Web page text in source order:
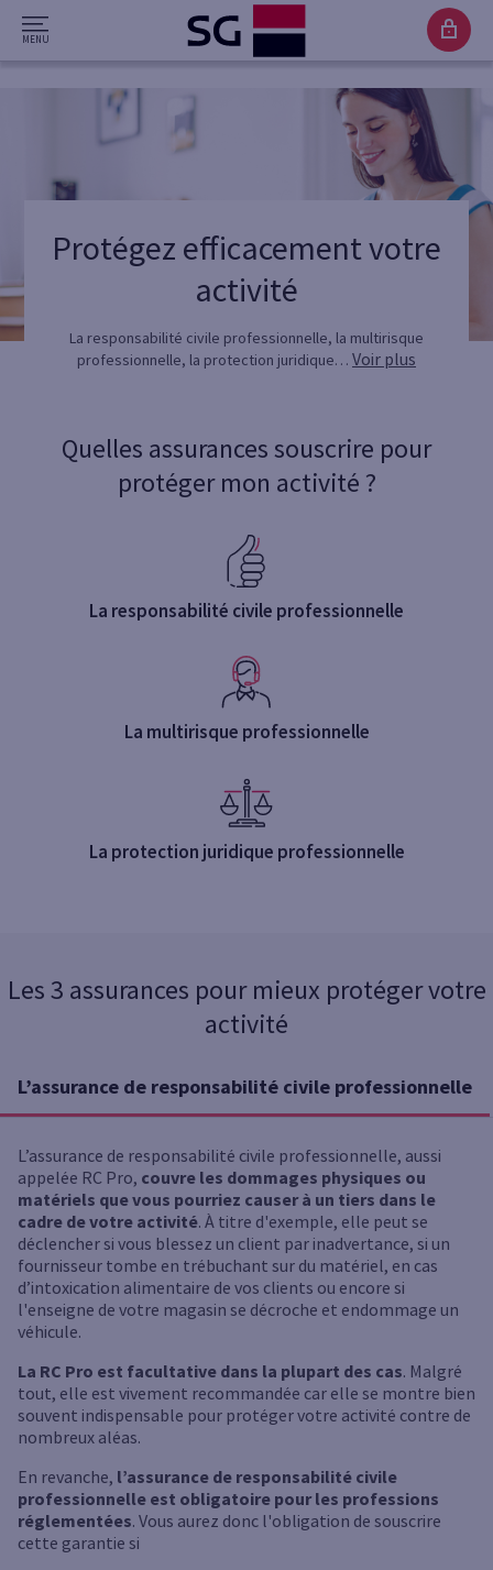
Protégez efficacement votre
activité
La responsabilité civile professionnelle, la multirisque
professionnelle, la protection juridique… Voir plus
Quelles assurances souscrire pour
protéger mon activité ?
La responsabilité civile professionnelle
La multirisque professionnelle
La protection juridique professionnelle
Les 3 assurances pour mieux protéger votre
activité
L’assurance de responsabilité civile professionnelle
L’assurance de responsabilité civile professionnelle, aussi
appelée RC Pro, couvre les dommages physiques ou
matériels que vous pourriez causer à un tiers dans le
cadre de votre activité. À titre d'exemple, elle peut se
déclencher si vous blessez un client par inadvertance, si un
fournisseur tombe en trébuchant sur du matériel, en cas
d’intoxication alimentaire de vos clients ou encore si
l'enseigne de votre magasin se décroche et endommage un
véhicule.
La RC Pro est facultative dans la plupart des cas. Malgré
tout, elle est vivement recommandée car elle se montre bien
souvent indispensable pour protéger votre activité contre de
nombreux aléas.
En revanche, l’assurance de responsabilité civile
professionnelle est obligatoire pour les professions
réglementées. Vous aurez donc l'obligation de souscrire
cette garantie si